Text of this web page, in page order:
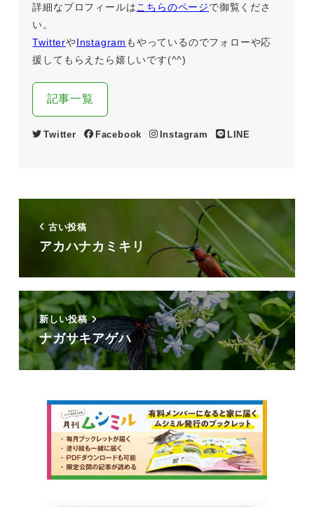
詳細なプロフィールはこちらのページで御覧くださ
い。
TwitterやInstagram もやっているのでフォローや応
援してもらえたら嬉しいです(^^)
記事一覧
Twitter Facebook Instagram LINE
古い投稿
アカハナカミキリ
新しい投稿
ナガサキアゲハ